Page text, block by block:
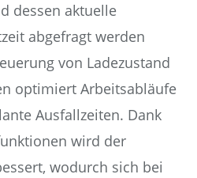
dessen aktuelle
abgefragt werden
von Ladezustand
optimiert Arbeitsabläufe
Ausfallzeiten. Dank
wird der
wodurch sich bei